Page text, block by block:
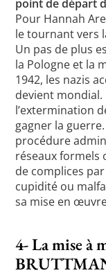
point de départ
Pour Hannah
le tournant vers
Un pas de plus
la Pologne et la
1942, les nazis
devient mondial.
l’extermination
gagner la
procédure
réseaux formels
de complices
cupidité ou
sa mise en
4- La mise à